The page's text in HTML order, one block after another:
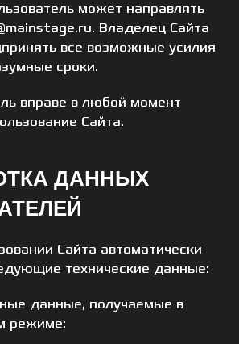
может направлять
Владелец Сайта
все возможные усилия
сроки.
вправе в любой момент
Сайта.
ДАННЫХ
Сайта автоматически
технические данные:
данные, получаемые в
режиме: